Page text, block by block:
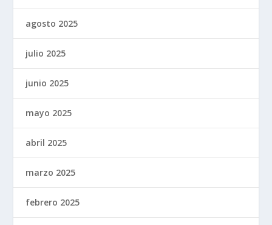
agosto 2025
julio 2025
junio 2025
mayo 2025
abril 2025
marzo 2025
febrero 2025